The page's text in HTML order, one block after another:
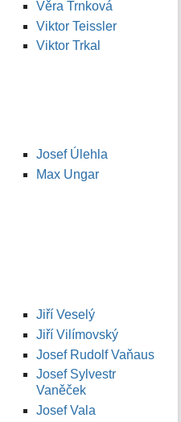
Věra Trnková
Viktor Teissler
Viktor Trkal
Josef Úlehla
Max Ungar
Jiří Veselý
Jiří Vilímovský
Josef Rudolf Vaňaus
Josef Sylvestr
Vaněček
Josef Vala